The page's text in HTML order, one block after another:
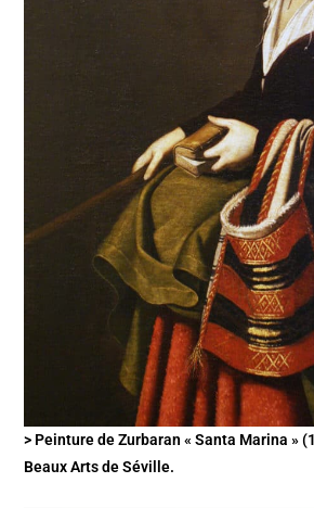
> Peinture de Zurbaran « Santa Marina »
Beaux Arts de Séville.